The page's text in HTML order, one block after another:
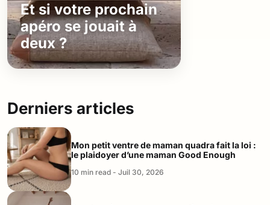
Et si votre prochain
apéro se jouait à
deux ?
Derniers articles
Mon petit ventre de maman quadra fait la loi :
le plaidoyer d’une maman Good Enough
10 min read - Juil 30, 2026